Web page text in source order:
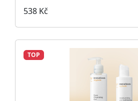
538 Kč
TOP